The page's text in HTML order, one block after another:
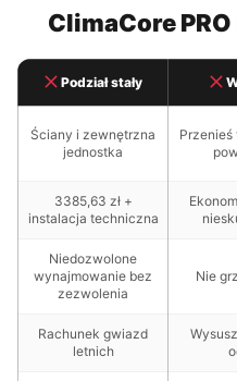
ClimaCore PRO
Podział stały
Ściany i zewnętrzna
jednostka
Przenieś
3385,63 zł +
instalacja techniczna
Niedozwolone
wynajmowanie bez
zezwolenia
Nie
Rachunek gwiazd
letnich